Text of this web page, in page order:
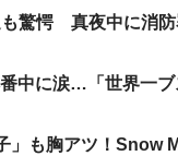
も驚愕 真夜中に消
中に涙…「世界一
」も胸アツ！Snow